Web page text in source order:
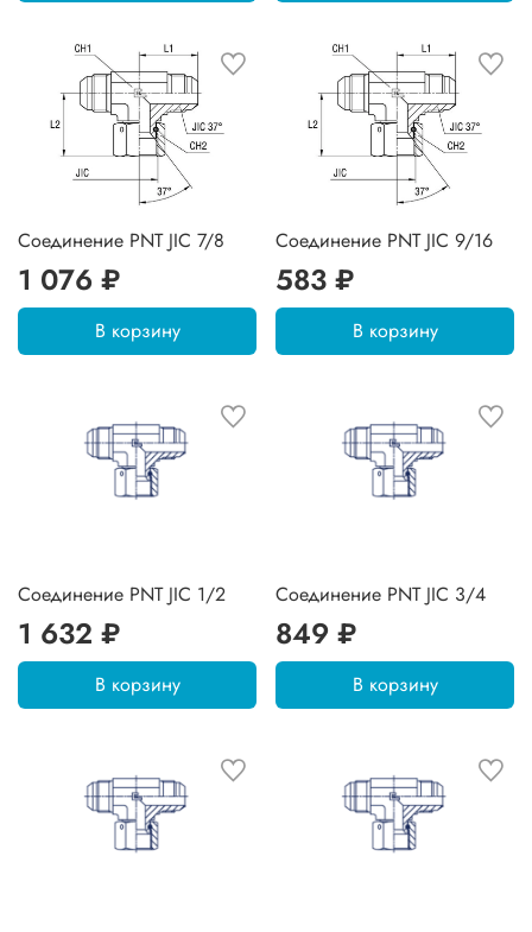
Соединение PNT JIC 7/8
1 076 ₽
В корзину
Соединение PNT JIC 9/16
583 ₽
В корзину
Соединение PNT JIC 1/2
1 632 ₽
В корзину
Соединение PNT JIC 3/4
849 ₽
В корзину